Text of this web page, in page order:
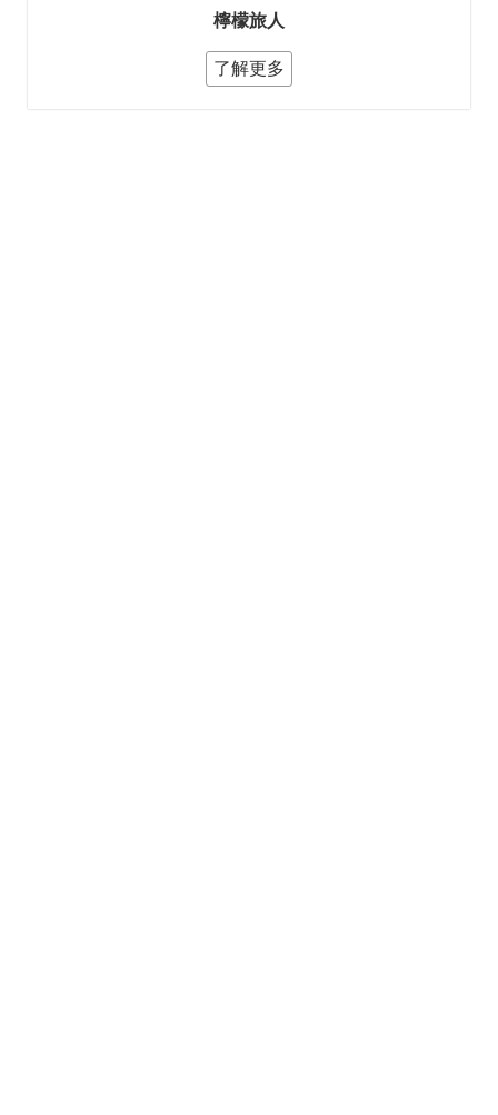
檸檬旅人
了解更多